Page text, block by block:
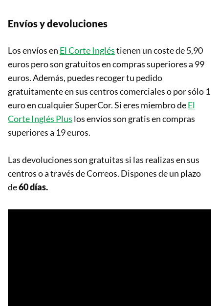
Envíos y devoluciones
Los envíos en El Corte Ingléstienen un coste de 5,90
euros pero son gratuitos en compras superiores a 99
euros. Además, puedes recoger tu pedido
gratuitamente en sus centros comerciales o por sólo 1
euro en cualquier SuperCor. Si eres miembro deEl
Corte Inglés Plus los envíos son gratis en compras
superiores a 19 euros.
Las devoluciones son gratuitas si las realizas en sus
centros o a través de Correos. Dispones de un plazo
de60 días.